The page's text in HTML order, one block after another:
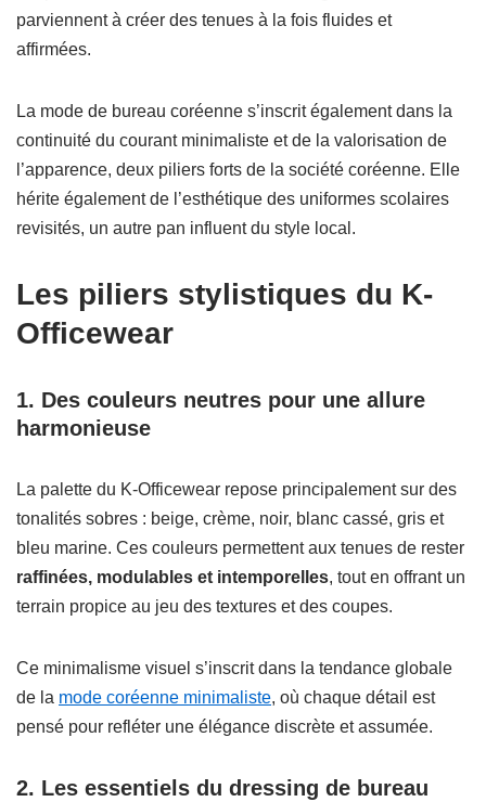
parviennent à créer des tenues à la fois fluides et
affirmées.
La mode de bureau coréenne s’inscrit également dans la
continuité du courant minimaliste et de la valorisation de
l’apparence, deux piliers forts de la société coréenne. Elle
hérite également de l’esthétique des uniformes scolaires
revisités, un autre pan influent du style local.
Les piliers stylistiques du K-
Officewear
1. Des couleurs neutres pour une allure
harmonieuse
La palette du K-Officewear repose principalement sur des
tonalités sobres : beige, crème, noir, blanc cassé, gris et
bleu marine. Ces couleurs permettent aux tenues de rester
raffinées, modulables et intemporelles, tout en offrant un
terrain propice au jeu des textures et des coupes.
Ce minimalisme visuel s’inscrit dans la tendance globale
de la mode coréenne minimaliste, où chaque détail est
pensé pour refléter une élégance discrète et assumée.
2. Les essentiels du dressing de bureau